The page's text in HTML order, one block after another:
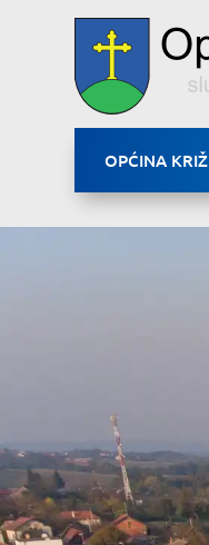
OPĆINA KRIŽ